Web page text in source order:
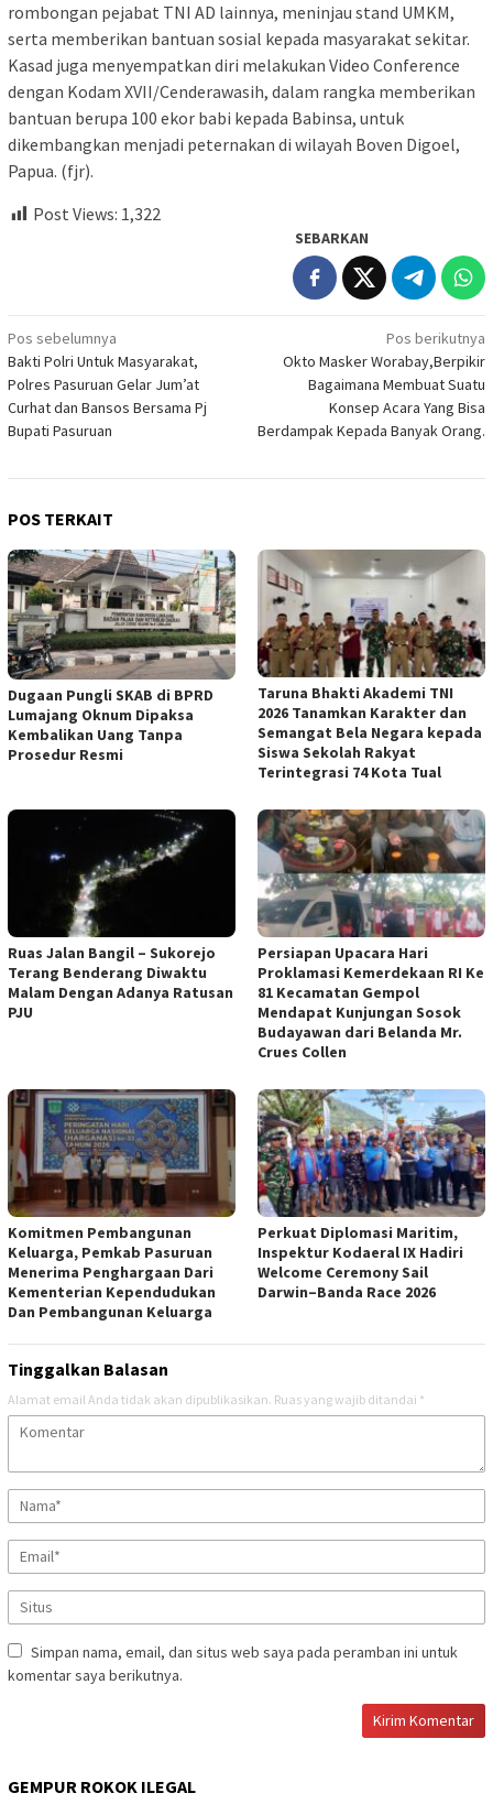
rombongan pejabat TNI AD lainnya, meninjau stand UMKM,
serta memberikan bantuan sosial kepada masyarakat sekitar.
Kasad juga menyempatkan diri melakukan Video Conference
dengan Kodam XVII/Cenderawasih, dalam rangka memberikan
bantuan berupa 100 ekor babi kepada Babinsa, untuk
dikembangkan menjadi peternakan di wilayah Boven Digoel,
Papua. (fjr).
Post Views: 1,322
SEBARKAN
Navigasi
pos
Pos sebelumnya
Bakti Polri Untuk Masyarakat,
Polres Pasuruan Gelar Jum’at
Curhat dan Bansos Bersama Pj
Bupati Pasuruan
Pos berikutnya
Okto Masker Worabay,Berpikir
Bagaimana Membuat Suatu
Konsep Acara Yang Bisa
Berdampak Kepada Banyak Orang.
POS TERKAIT
Dugaan Pungli SKAB di BPRD
Lumajang Oknum Dipaksa
Kembalikan Uang Tanpa
Prosedur Resmi
Taruna Bhakti Akademi TNI
2026 Tanamkan Karakter dan
Semangat Bela Negara kepada
Siswa Sekolah Rakyat
Terintegrasi 74 Kota Tual
Ruas Jalan Bangil – Sukorejo
Terang Benderang Diwaktu
Malam Dengan Adanya Ratusan
PJU
Persiapan Upacara Hari
Proklamasi Kemerdekaan RI Ke
81 Kecamatan Gempol
Mendapat Kunjungan Sosok
Budayawan dari Belanda Mr.
Crues Collen
Komitmen Pembangunan
Keluarga, Pemkab Pasuruan
Menerima Penghargaan Dari
Kementerian Kependudukan
Dan Pembangunan Keluarga
Perkuat Diplomasi Maritim,
Inspektur Kodaeral IX Hadiri
Welcome Ceremony Sail
Darwin–Banda Race 2026
Tinggalkan Balasan
Alamat email Anda tidak akan dipublikasikan. Ruas yang wajib ditandai *
Simpan nama, email, dan situs web saya pada peramban ini untuk
komentar saya berikutnya.
GEMPUR ROKOK ILEGAL